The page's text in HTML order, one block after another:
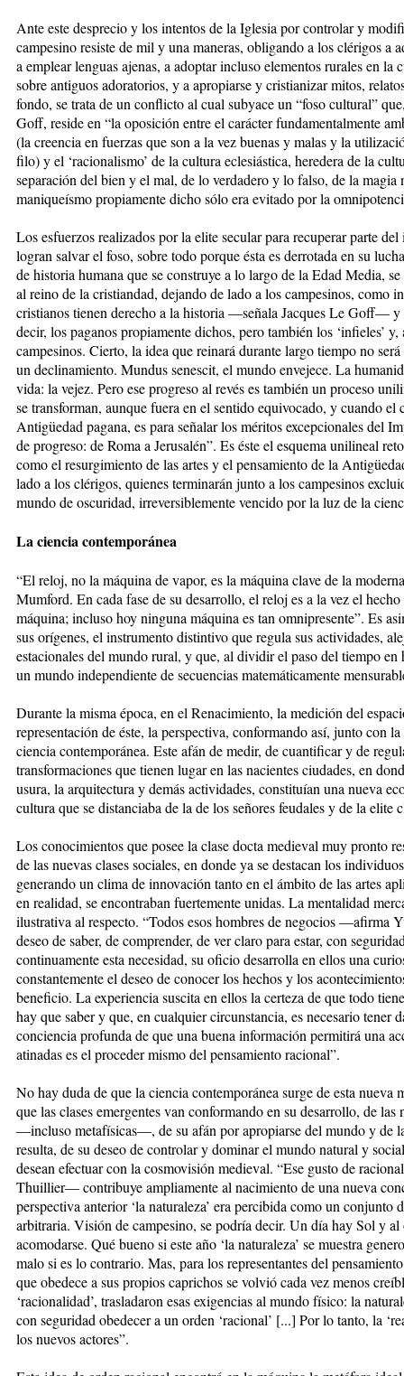
Ante este desprecio y los intentos de la Iglesia por controlar y
campesino resiste de mil y una maneras, obligando a los clérigos a
a emplear lenguas ajenas, a adoptar incluso elementos rurales en la
sobre antiguos adoratorios, y a apropiarse y cristianizar mitos,
fondo, se trata de un conflicto al cual subyace un “foso cultural”
Goff, reside en “la oposición entre el carácter fundamentalmente
(la creencia en fuerzas que son a la vez buenas y malas y la
filo) y el ‘racionalismo’ de la cultura eclesiástica, heredera de la
separación del bien y el mal, de lo verdadero y lo falso, de la
maniqueísmo propiamente dicho sólo era evitado por la
Los esfuerzos realizados por la elite secular para recuperar parte
logran salvar el foso, sobre todo porque ésta es derrotada en su
de historia humana que se construye a lo largo de la Edad Media,
al reino de la cristiandad, dejando de lado a los campesinos, como
cristianos tienen derecho a la historia —señala Jacques Le Goff— y
decir, los paganos propiamente dichos, pero también los ‘infieles’
campesinos. Cierto, la idea que reinará durante largo tiempo no
un declinamiento. Mundus senescit, el mundo envejece. La
vida: la vejez. Pero ese progreso al revés es también un proceso
se transforman, aunque fuera en el sentido equivocado, y cuando
Antigüedad pagana, es para señalar los méritos excepcionales del
de progreso: de Roma a Jerusalén”. Es éste el esquema unilineal
como el resurgimiento de las artes y el pensamiento de la
lado a los clérigos, quienes terminarán junto a los campesinos
mundo de oscuridad, irreversiblemente vencido por la luz de la
La ciencia contemporánea
“El reloj, no la máquina de vapor, es la máquina clave de la
Mumford. En cada fase de su desarrollo, el reloj es a la vez el
máquina; incluso hoy ninguna máquina es tan omnipresente”. Es
sus orígenes, el instrumento distintivo que regula sus actividades,
estacionales del mundo rural, y que, al dividir el paso del tiempo en
un mundo independiente de secuencias matemáticamente
Durante la misma época, en el Renacimiento, la medición del
representación de éste, la perspectiva, conformando así, junto con
ciencia contemporánea. Este afán de medir, de cuantificar y de
transformaciones que tienen lugar en las nacientes ciudades, en
usura, la arquitectura y demás actividades, constituían una nueva
cultura que se distanciaba de la de los señores feudales y de la elite
Los conocimientos que posee la clase docta medieval muy pronto
de las nuevas clases sociales, en donde ya se destacan los
generando un clima de innovación tanto en el ámbito de las artes
en realidad, se encontraban fuertemente unidas. La mentalidad
ilustrativa al respecto. “Todos esos hombres de negocios —afirma
deseo de saber, de comprender, de ver claro para estar, con
continuamente esta necesidad, su oficio desarrolla en ellos una
constantemente el deseo de conocer los hechos y los
beneficio. La experiencia suscita en ellos la certeza de que todo
hay que saber y que, en cualquier circunstancia, es necesario tener
conciencia profunda de que una buena información permitirá una
atinadas es el proceder mismo del pensamiento racional”.
No hay duda de que la ciencia contemporánea surge de esta
que las clases emergentes van conformando en su desarrollo, de las
—incluso metafísicas—, de su afán por apropiarse del mundo y de
resulta, de su deseo de controlar y dominar el mundo natural y
desean efectuar con la cosmovisión medieval. “Ese gusto de
Thuillier— contribuye ampliamente al nacimiento de una nueva
perspectiva anterior ‘la naturaleza’ era percibida como un conjunto
arbitraria. Visión de campesino, se podría decir. Un día hay Sol y
acomodarse. Qué bueno si este año ‘la naturaleza’ se muestra
malo si es lo contrario. Mas, para los representantes del
que obedece a sus propios caprichos se volvió cada vez menos
‘racionalidad’, trasladaron esas exigencias al mundo físico: la
con seguridad obedecer a un orden ‘racional’ [...] Por lo tanto, la
los nuevos actores”.